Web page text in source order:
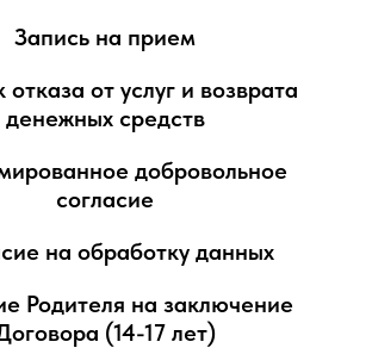
Запись на прием
от услуг и возврата
денежных средств
добровольное
согласие
на обработку данных
Родителя на заключение
(14-17 лет)